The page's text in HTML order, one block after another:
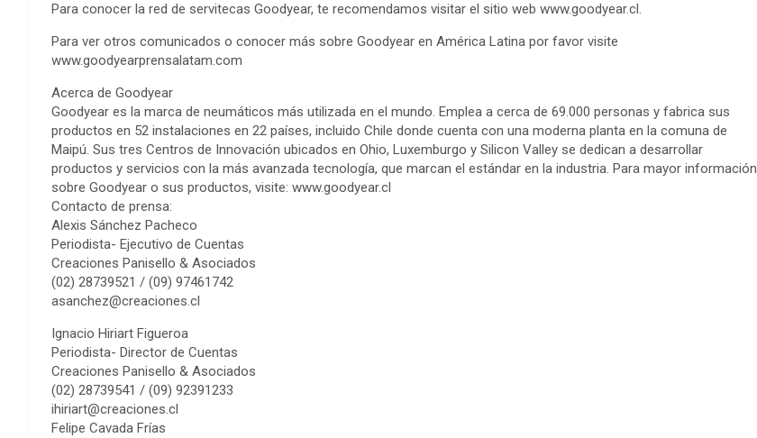
Para conocer la red de servitecas Goodyear, te recomendamos visitar el sitio web www.goodyear.cl.
Para ver otros comunicados o conocer más sobre Goodyear en América Latina por favor visite
www.goodyearprensalatam.com
Acerca de Goodyear
Goodyear es la marca de neumáticos más utilizada en el mundo. Emplea a cerca de 69.000 personas y fabrica sus
productos en 52 instalaciones en 22 países, incluido Chile donde cuenta con una moderna planta en la comuna de
Maipú. Sus tres Centros de Innovación ubicados en Ohio, Luxemburgo y Silicon Valley se dedican a desarrollar
productos y servicios con la más avanzada tecnología, que marcan el estándar en la industria. Para mayor información
sobre Goodyear o sus productos, visite: www.goodyear.cl
Contacto de prensa:
Alexis Sánchez Pacheco
Periodista- Ejecutivo de Cuentas
Creaciones Panisello & Asociados
(02) 28739521 / (09) 97461742
asanchez@creaciones.cl
Ignacio Hiriart Figueroa
Periodista- Director de Cuentas
Creaciones Panisello & Asociados
(02) 28739541 / (09) 92391233
ihiriart@creaciones.cl
Felipe Cavada Frías